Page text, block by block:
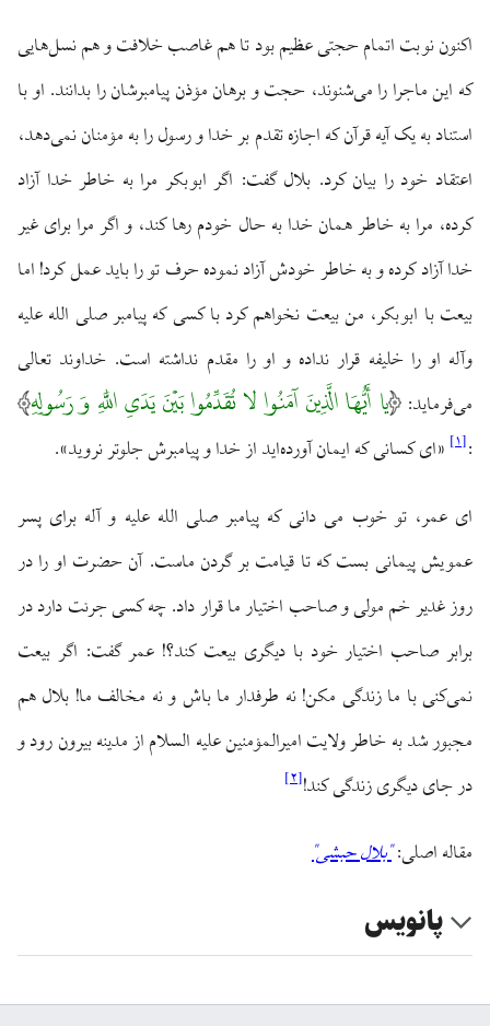
اکنون نوبت اتمام حجتی عظیم بود تا هم غاصب خلافت و هم نسل‌هایی
که این ماجرا را می‌شنوند، حجت و برهان مؤذن پیامبرشان را بدانند. او با
استناد به یک آیه قرآن که اجازه تقدم بر خدا و رسول را به مؤمنان نمی‌دهد،
اعتقاد خود را بیان کرد. بلال گفت: اگر ابوبکر مرا به خاطر خدا آزاد
کرده، مرا به خاطر همان خدا به حال خودم رها کند، و اگر مرا برای غیر
خدا آزاد کرده و به خاطر خودش آزاد نموده حرف تو را باید عمل کرد! اما
بیعت با ابوبکر، من بیعت نخواهم کرد با کسی که پیامبر صلی الله علیه
وآله او را خلیفه قرار نداده و او را مقدم نداشته است. خداوند تعالی
می‌فرماید: یا أَیُّهَا الَّذِینَ آمَنُوا لا تُقَدِّمُوا بَیْنَ یَدَیِ اللَّهِ وَ رَسُولِهِ
:
[۱] «ای کسانی که ایمان آورده‌اید از خدا و پیامبرش جلوتر نروید».
ای عمر، تو خوب می دانی که پیامبر صلی الله علیه و آله برای پسر
عمویش پیمانی بست که تا قیامت بر گردن ماست. آن حضرت او را در
روز غدیر خم مولی و صاحب اختیار ما قرار داد. چه کسی جرئت دارد در
برابر صاحب اختیار خود با دیگری بیعت کند؟! عمر گفت: اگر بیعت
نمی‌کنی با ما زندگی مکن! نه طرفدار ما باش و نه مخالف ما! بلال هم
مجبور شد به خاطر ولایت امیرالمؤمنین علیه السلام از مدینه بیرون رود و
در جای دیگری زندگی کند![۲]
مقاله اصلی:"بلال حبشی"
پانویس